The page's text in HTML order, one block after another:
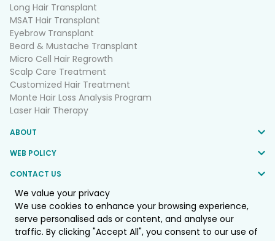
We value your privacy
We use cookies to enhance your browsing experience,
serve personalised ads or content, and analyse our
traffic. By clicking "Accept All", you consent to our use of
Long Hair Transplant
MSAT Hair Transplant
Eyebrow Transplant
Beard & Mustache Transplant
Micro Cell Hair Regrowth
Scalp Care Treatment
Customized Hair Treatment
Monte Hair Loss Analysis Program
Laser Hair Therapy
ABOUT
WEB POLICY
CONTACT US
FOLLOW US
© 2025 Monte Clinic Co.,LTD. All Rights Reserved.